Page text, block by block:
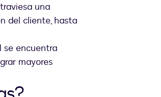
una
del cliente, hasta
se encuentra
mayores